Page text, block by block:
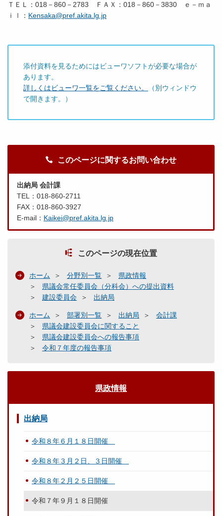
ＴＥＬ：018－860－2783 ＦＡＸ：018－860－3830 ｅ－ｍａ
ｉｌ： Kensaka@pref.akita.lg.jp
添付資料を見るためにはビューワソフトが必要な場合が
あります。
詳しくはビューワ一覧をご覧ください。
（別ウィンドウ
で開きます。）
このページに関するお問い合わせ
出納局 会計課
TEL：018-860-2711
FAX：018-860-3927
E-mail： Kaikei@pref.akita.lg.jp
このページの現在位置
ホーム 分野別一覧
県政情報
県議会常任委員会（分科会）への提出資料
建設委員会
出納局
ホーム 部署別一覧 出納局
会計課
県議会建設委員会に関すること
県議会建設委員会への報告事項
令和７年度の報告事項
県政情報
出納局
令和８年６月１８日開催
令和８年３月２日、３日開催
令和８年２月２５日開催
令和７年９月１８日開催